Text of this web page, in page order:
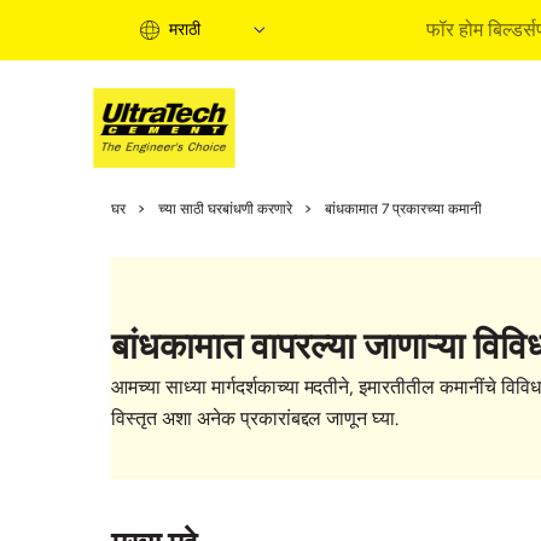
मराठी फॉर होम बिल्डर्स
बाय
क्वीक गाईड
होम
घर च्या साठी घरबांधणी करणारे बांधकामात 7 प्रकारच्या कमानी
बांधकामात वापरल्या जाणाऱ्या
आमच्या साध्या मार्गदर्शकाच्या मदतीने, इमारतीतील कमानींचे
विस्तृत अशा अनेक प्रकारांबद्दल जाणून घ्या.